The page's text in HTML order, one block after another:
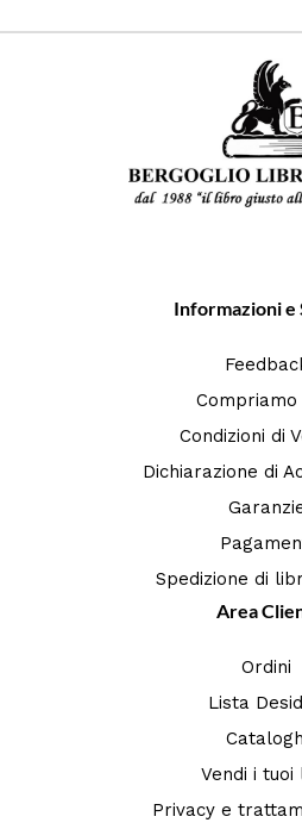
Informazioni e
Condizioni di
Dichiarazione di
Spedizione di
Area
Ordini
Lista
Vendi i tuoi
Privacy e